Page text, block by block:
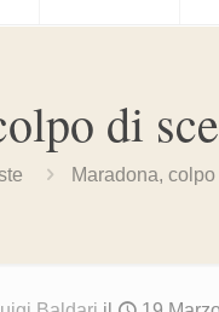
di
Maradona,